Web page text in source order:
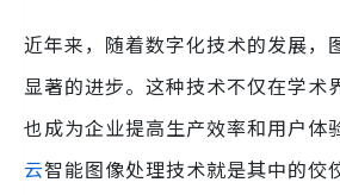
近年来，随着数字化技术的发展，
显著的进步。这种技术不仅在学术
也成为企业提高生产效率和用户体
云智能图像处理技术就是其中的佼